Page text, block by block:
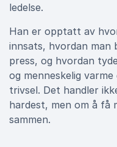
ledelse.
Han er opptatt av
innsats, hvordan man
press, og hvordan
og menneskelig
trivsel. Det handler
hardest, men om å få
sammen.